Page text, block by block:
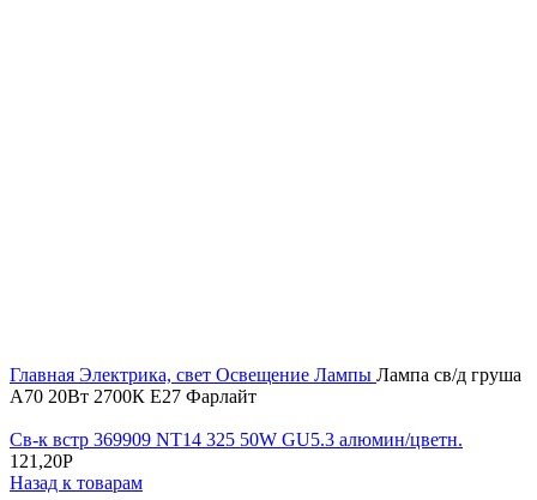
Главная Электрика, свет Освещение Лампы Лампа св/д груша
А70 20Вт 2700К Е27 Фарлайт
Св-к встр 369909 NT14 325 50W GU5.3 алюмин/цветн.
121,20Р
Назад к товарам